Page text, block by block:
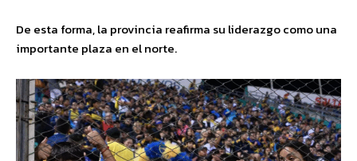
De esta forma, la provincia reafirma su liderazgo como una
importante plaza en el norte.